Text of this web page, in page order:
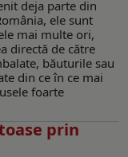
deja parte din
ele sunt
mai multe ori,
directă de către
băuturile sau
din ce în ce mai
foarte
prin